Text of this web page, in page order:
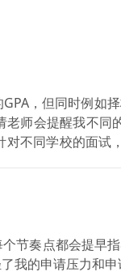
，但同时例如
师会提醒我不同
不同学校的面
一系列例如申请宿
节奏点都会提早
我的申请压力和申